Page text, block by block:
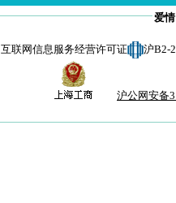
爱
互联网信息服务经营许可证 沪B2-
沪公网安备